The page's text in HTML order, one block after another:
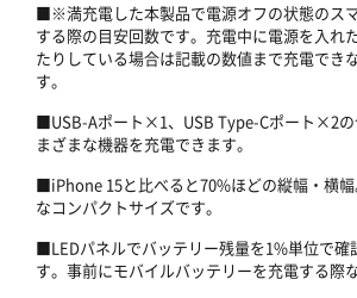
■※満充電した本製品で電源オフの状態のス
する際の目安回数です。充電中に電源を入れ
たりしている場合は記載の数値まで充電でき
す。
■USB-Aポート×1、USB Type-Cポート×2の
まざまな機器を充電できます。
■iPhone 15と比べると70%ほどの縦幅・横
なコンパクトサイズです。
■LEDパネルでバッテリー残量を1%単位で確
す。事前にモバイルバッテリーを充電する際